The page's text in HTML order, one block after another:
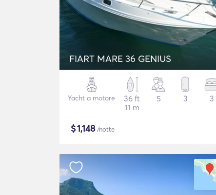
FIART MARE 36 GENIUS
Yacht a motore
36 ft
11 m
5 3 3
$1,148/notte